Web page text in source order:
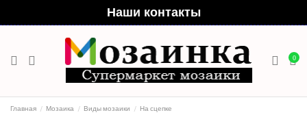
Наши контакты
0
Главная Мозаика Виды мозаики На сцепке